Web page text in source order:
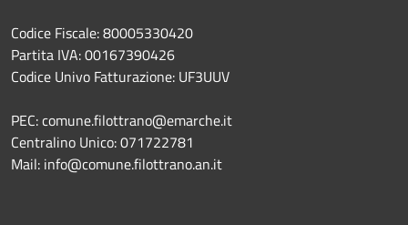
Codice Fiscale: 80005330420
Partita IVA: 00167390426
Codice Univo Fatturazione: UF3UUV
PEC: comune.filottrano@emarche.it
Centralino Unico: 071722781
Mail: info@comune.filottrano.an.it